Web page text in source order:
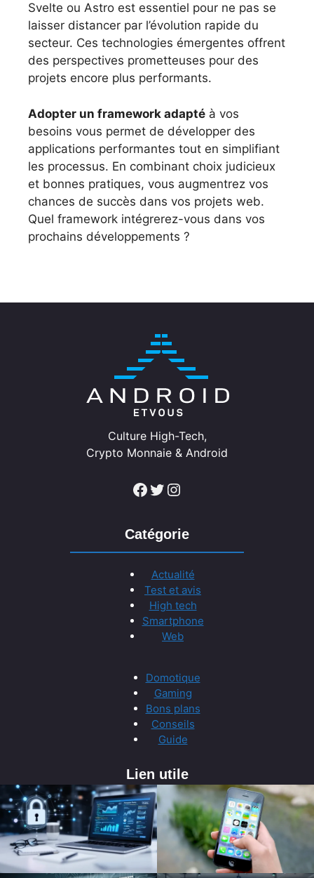
Svelte ou Astro est essentiel pour ne pas se
laisser distancer par l’évolution rapide du
secteur. Ces technologies émergentes offrent
des perspectives prometteuses pour des
projets encore plus performants.
Adopter un framework adapté à vos
besoins vous permet de développer des
applications performantes tout en simplifiant
les processus. En combinant choix judicieux
et bonnes pratiques, vous augmentrez vos
chances de succès dans vos projets web.
Quel framework intégrerez-vous dans vos
prochains développements ?
Culture High-Tech,
Crypto Monnaie & Android
Facebook Twitter Instagram
Catégorie
Actualité
Test et avis
High tech
Smartphone
Web
Domotique
Gaming
Bons plans
Conseils
Guide
Lien utile